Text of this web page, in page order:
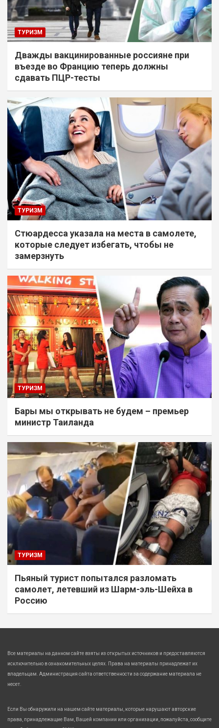
ТУРИЗМ
Дважды вакцинированные россияне при
въезде во Францию теперь должны
сдавать ПЦР-тесты
ТУРИЗМ
Стюардесса указала на места в самолете,
которые следует избегать, чтобы не
замерзнуть
ТУРИЗМ
Бары мы открывать не будем – премьер
министр Таиланда
ТУРИЗМ
Пьяный турист попытался разломать
самолет, летевший из Шарм-эль-Шейха в
Россию
Все материалы на данном сайте взяты из открытых источников и предоставляются
исключительно в ознакомительных целях. Права на материалы принадлежат их
владельцам. Администрация сайта ответственности за содержание материала не
несет.
Если Вы обнаружили на нашем сайте материалы, которые нарушают авторские
права, принадлежащие Вам, Вашей компании или организации, пожалуйста, сообщите